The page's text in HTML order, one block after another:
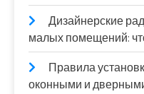
Дизайнерские
малых помещений:
Правила
оконными и